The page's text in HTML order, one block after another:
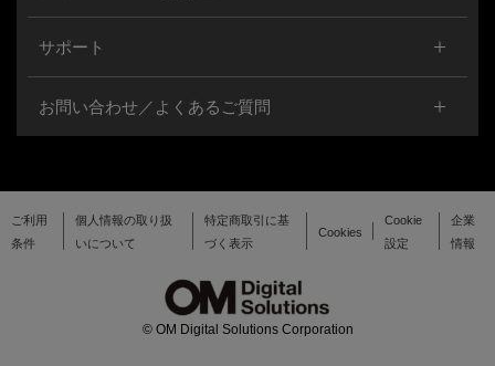
サポート
お問い合わせ／よくあるご質問
ご利用
条件
個人情報の取り扱
いについて
特定商取引に基
づく表示
Cookies
Cookie
設定
企業
情報
© OM Digital Solutions Corporation